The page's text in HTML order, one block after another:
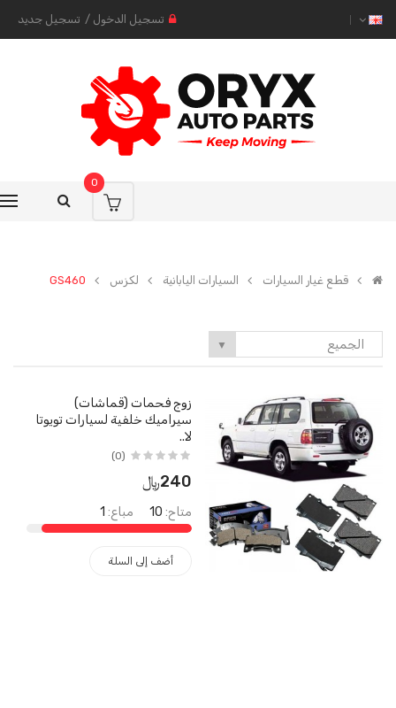
تسجيل الدخول / تسجيل جديد
0
قطع غيار السيارات السيارات اليابانية لكزس GS460
الجميع ▼
زوج فحمات (قماشات)
سيراميك خلفية لسيارات تويوتا
لا..
(0)
240﷼
متاح: 10 مباع: 1
أضف إلى السلة